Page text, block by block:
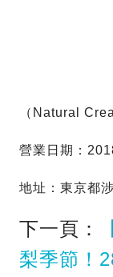
（Natural
營業日期：
地址：東京都
下一頁：
梨季節！